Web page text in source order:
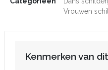
Vrouwen
Kenmerken van